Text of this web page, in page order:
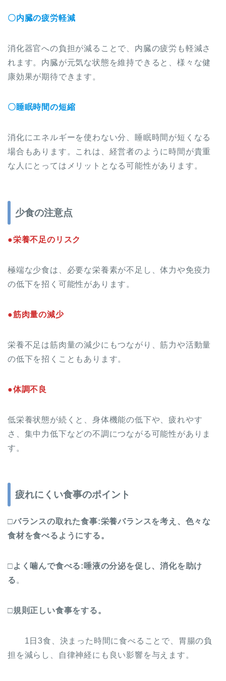
〇内臓の疲労軽減
消化器官への負担が減ることで、内臓の疲労も軽減さ
れます。内臓が元気な状態を維持できると、様々な健
康効果が期待できます。
〇睡眠時間の短縮
消化にエネルギーを使わない分、睡眠時間が短くなる
場合もあります。これは、経営者のように時間が貴重
な人にとってはメリットとなる可能性があります。
少食の注意点
●栄養不足のリスク
極端な少食は、必要な栄養素が不足し、体力や免疫力
の低下を招く可能性があります。
●筋肉量の減少
栄養不足は筋肉量の減少にもつながり、筋力や活動量
の低下を招くこともあります。
●体調不良
低栄養状態が続くと、身体機能の低下や、疲れやす
さ、集中力低下などの不調につながる可能性がありま
す。
疲れにくい食事のポイント
□バランスの取れた食事:栄養バランスを考え、色々な
食材を食べるようにする。
□よく噛んで食べる:唾液の分泌を促し、消化を助け
る 。
□規則正しい食事をする。
1日3食、決まった時間に食べることで、胃腸の負
担を減らし、自律神経にも良い影響を与えます。